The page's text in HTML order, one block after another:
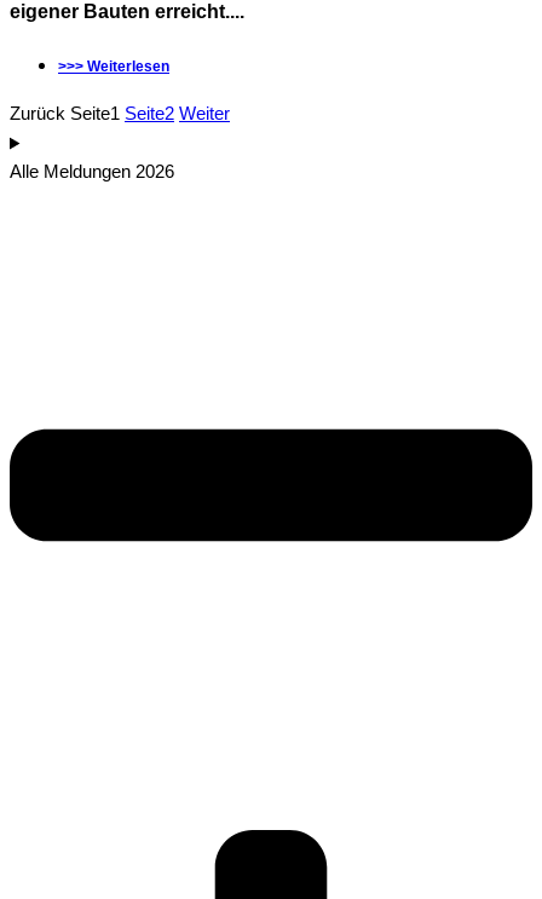
eigener Bauten erreicht....
>>> Weiterlesen
Zurück Seite1 Seite2 Weiter
Alle Meldungen 2026